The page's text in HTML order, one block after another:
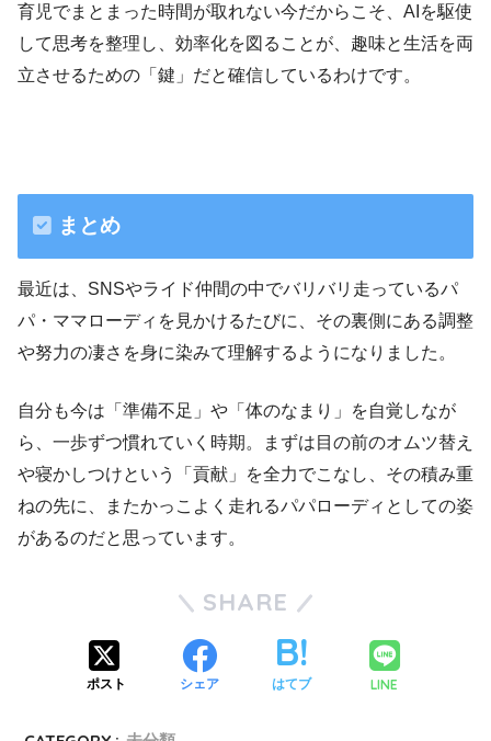
育児でまとまった時間が取れない今だからこそ、AIを駆使
して思考を整理し、効率化を図ることが、趣味と生活を両
立させるための「鍵」だと確信しているわけです。
まとめ
最近は、SNSやライド仲間の中でバリバリ走っているパ
パ・ママローディを見かけるたびに、その裏側にある調整
や努力の凄さを身に染みて理解するようになりました。
自分も今は「準備不足」や「体のなまり」を自覚しなが
ら、一歩ずつ慣れていく時期。まずは目の前のオムツ替え
や寝かしつけという「貢献」を全力でこなし、その積み重
ねの先に、またかっこよく走れるパパローディとしての姿
があるのだと思っています。
SHARE
ポスト シェア はてブ LINE